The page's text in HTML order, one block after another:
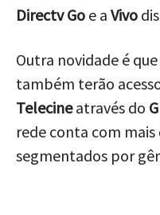
Directv Go e a Vivo
Outra novidade é
também terão
Telecineatravés do
rede conta com mais
segmentados por